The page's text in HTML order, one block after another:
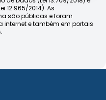
12.965/2014). As
são públicas e foram
e também em portais